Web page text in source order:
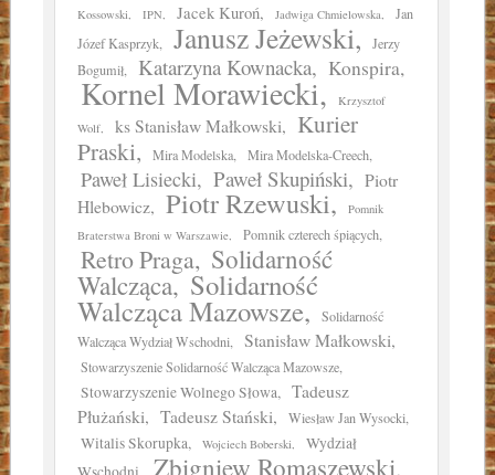
Kossowski
IPN Jacek Kuroń Jadwiga Chmielowska
Jan
Józef Kasprzyk
Janusz Jeżewski
Jerzy
Bogumił
Katarzyna Kownacka Konspira
Kornel Morawiecki
Krzysztof
Wolf
ks Stanisław Małkowski
Kurier
Praski
Mira Modelska Mira Modelska-Creech
Paweł Lisiecki Paweł Skupiński
Piotr
Hlebowicz
Piotr Rzewuski
Pomnik
Braterstwa Broni w Warszawie
Pomnik czterech śpiących
Retro Praga Solidarność
Walcząca Solidarność
Walcząca Mazowsze
Solidarność
Walcząca Wydział Wschodni
Stanisław Małkowski
Stowarzyszenie Solidarność Walcząca Mazowsze
Stowarzyszenie Wolnego Słowa
Tadeusz
Płużański
Tadeusz Stański Wiesław Jan Wysocki
Witalis Skorupka Wojciech Boberski
Wydział
Zbigniew Romaszewski